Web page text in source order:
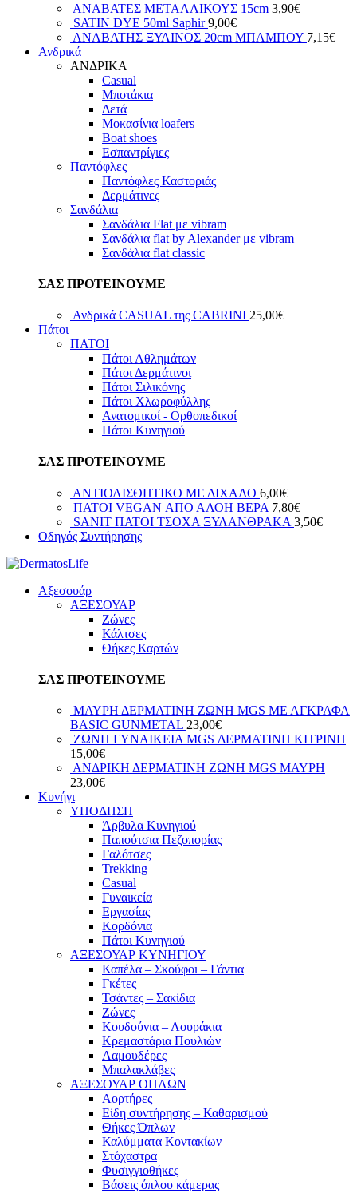
ΑΝΑΒΑΤΕΣ ΜΕΤΑΛΛΙΚΟΥΣ 15cm 3,90€
SATIN DYE 50ml Saphir9,00€
ΑΝΑΒΑΤΗΣ ΞΥΛΙΝΟΣ 20cm ΜΠΑΜΠΟΥ 7,15€
Ανδρικά
ΑΝΔΡΙΚΑ
Casual
Μποτάκια
Δετά
Μοκασίνια loafers
Boat shoes
Εσπαντρίγιες
Παντόφλες
Παντόφλες Καστοριάς
Δερμάτινες
Σανδάλια
Σανδάλια Flat με vibram
Σανδάλια flat by Alexander με vibram
Σανδάλια flat classic
ΣΑΣ ΠΡΟΤΕΙΝΟΥΜΕ
Ανδρικά CASUAL της CABRINI 25,00€
Πάτοι
ΠΑΤΟΙ
Πάτοι Αθλημάτων
Πάτοι Δερμάτινοι
Πάτοι Σιλικόνης
Πάτοι Χλωροφύλλης
Ανατομικοί - Ορθοπεδικοί
Πάτοι Κυνηγιού
ΣΑΣ ΠΡΟΤΕΙΝΟΥΜΕ
ΑΝΤΙΟΛΙΣΘΗΤΙΚΟ ΜΕ ΔΙΧΑΛΟ 6,00€
ΠΑΤΟΙ VEGAN ΑΠΟ ΑΛΟΗ ΒΕΡΑ 7,80€
SANIT ΠΑΤΟΙ ΤΣΟΧΑ ΞΥΛΑΝΘΡΑΚΑ 3,50€
Οδηγός Συντήρησης
Αξεσουάρ
ΑΞΕΣΟΥΑΡ
Ζώνες
Κάλτσες
Θήκες Καρτών
ΣΑΣ ΠΡΟΤΕΙΝΟΥΜΕ
ΜΑΥΡΗ ΔΕΡΜΑΤΙΝΗ ΖΩΝΗ MGS ΜΕ ΑΓΚΡΑΦΑ
BASIC GUNMETAL 23,00€
ΖΩΝΗ ΓΥΝΑΙΚΕΙΑ MGS ΔΕΡΜΑΤΙΝΗ ΚΙΤΡΙΝΗ
15,00€
ΑΝΔΡΙΚΗ ΔΕΡΜΑΤΙΝΗ ΖΩΝΗ MGS ΜΑΥΡΗ
23,00€
Κυνήγι
ΥΠΟΔΗΣΗ
Άρβυλα Κυνηγιού
Παπούτσια Πεζοπορίας
Γαλότσες
Trekking
Casual
Γυναικεία
Εργασίας
Κορδόνια
Πάτοι Κυνηγιού
ΑΞΕΣΟΥΑΡ ΚΥΝΗΓΙΟΥ
Καπέλα – Σκούφοι – Γάντια
Γκέτες
Τσάντες – Σακίδια
Ζώνες
Κουδούνια – Λουράκια
Κρεμαστάρια Πουλιών
Λαμουδέρες
Μπαλακλάβες
ΑΞΕΣΟΥΑΡ ΟΠΛΩΝ
Αορτήρες
Είδη συντήρησης – Καθαρισμού
Θήκες Όπλων
Καλύμματα Κοντακίων
Στόχαστρα
Φυσιγγιοθήκες
Βάσεις όπλου κάμερας